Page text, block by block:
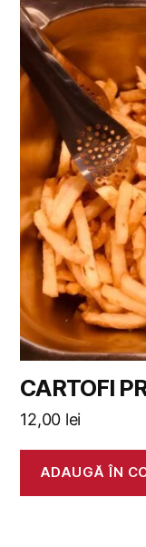
CARTOFI
12,00 lei
ADAUGĂ ÎN